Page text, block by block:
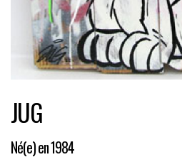
JUG
Né(e) en 1984